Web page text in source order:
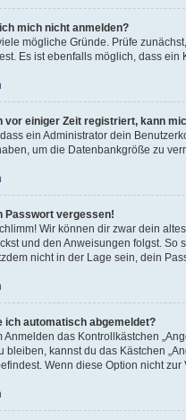
mich nicht anmelden?
mögliche Gründe. Prüfe
Es ist ebenfalls möglich, dass
vor einiger Zeit registriert, kann
ein Administrator dein
um die Datenbankgröße zu
Passwort vergessen!
Wir können dir zwar dein
und den Anweisungen folgst.
nicht in der Lage sein, dein
ich automatisch abgemeldet?
Anmelden das Kontrollkästchen
bleiben, kannst du das Kästchen
Wenn diese Option nicht